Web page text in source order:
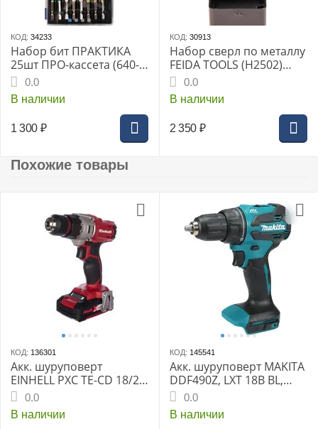
КОД: 34233
Набор бит ПРАКТИКА
25шт ПРО-кассета (640-
407) Профи
0.0
В наличии
1 300 ₽
КОД: 30913
Набор сверл по металлу
FEIDA TOOLS (H2502)
25шт, титан, 1-13мм
через 0.5мм,
металл.коробка с окном
0.0
В наличии
2 350 ₽
Похожие товары
КОД: 136301
Акк. шуруповерт
EINHELL PXC TE-CD 18/2
Li, 18 В, 44 Нм, 20+1, 0-
350/1250 об/мин, БЗП 10
мм, 1.39 кг, кейс пласт.
0.0
В наличии
КОД: 145541
Акк. шуруповерт MAKITA
DDF490Z, LXT 18В BL,
XPT, 13 мм, 50/27 Нм,
без АКБ и З/У
0.0
В наличии